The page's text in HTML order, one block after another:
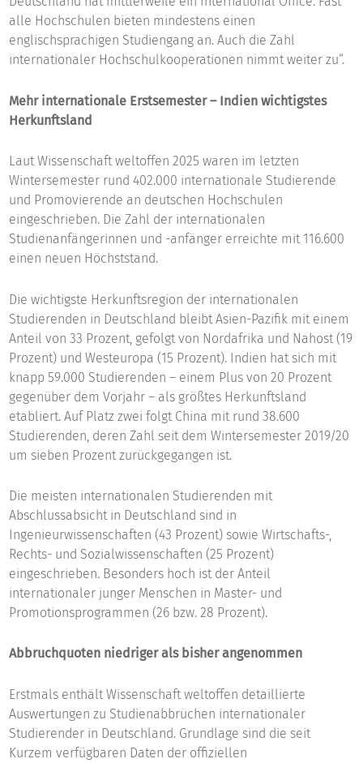
alle Hochschulen bieten mindestens einen
englischsprachigen Studiengang an. Auch die Zahl
internationaler Hochschulkooperationen nimmt weiter zu“.
Mehr internationale Erstsemester – Indien wichtigstes
Herkunftsland
Laut Wissenschaft weltoffen 2025 waren im letzten
Wintersemester rund 402.000 internationale Studierende
und Promovierende an deutschen Hochschulen
eingeschrieben. Die Zahl der internationalen
Studienanfängerinnen und -anfänger erreichte mit 116.600
einen neuen Höchststand.
Die wichtigste Herkunftsregion der internationalen
Studierenden in Deutschland bleibt Asien-Pazifik mit einem
Anteil von 33 Prozent, gefolgt von Nordafrika und Nahost (19
Prozent) und Westeuropa (15 Prozent). Indien hat sich mit
knapp 59.000 Studierenden – einem Plus von 20 Prozent
gegenüber dem Vorjahr – als größtes Herkunftsland
etabliert. Auf Platz zwei folgt China mit rund 38.600
Studierenden, deren Zahl seit dem Wintersemester 2019/20
um sieben Prozent zurückgegangen ist.
Die meisten internationalen Studierenden mit
Abschlussabsicht in Deutschland sind in
Ingenieurwissenschaften (43 Prozent) sowie Wirtschafts-,
Rechts- und Sozialwissenschaften (25 Prozent)
eingeschrieben. Besonders hoch ist der Anteil
internationaler junger Menschen in Master- und
Promotionsprogrammen (26 bzw. 28 Prozent).
Abbruchquoten niedriger als bisher angenommen
Erstmals enthält Wissenschaft weltoffen detaillierte
Auswertungen zu Studienabbrüchen internationaler
Studierender in Deutschland. Grundlage sind die seit
Kurzem verfügbaren Daten der offiziellen